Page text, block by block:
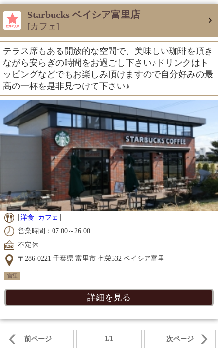
Starbucks ベイシア富里店
[カフェ]
テラス席もある開放的な空間で、美味しい珈琲を頂き
ながら安らぎの時間をお過ごし下さい♪ドリンクはト
ッピングなどでもお楽しみ頂けますので自分好みの最
高の一杯を是非見つけて下さい♪
洋食
カフェ
営業時間：07:00～26:00
不定休
〒286-0221 千葉県 富里市 七栄532 ベイシア富里
富里
詳細を見る
前ページ 1/1 次ページ